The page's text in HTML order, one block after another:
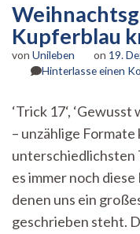
Kupferblau
von Unileben on 19.
Hinterlasse einen
‘Trick 17‘, ‘Gewusst
– unzählige
unterschiedlichsten
es immer noch
denen uns ein
geschrieben steht.